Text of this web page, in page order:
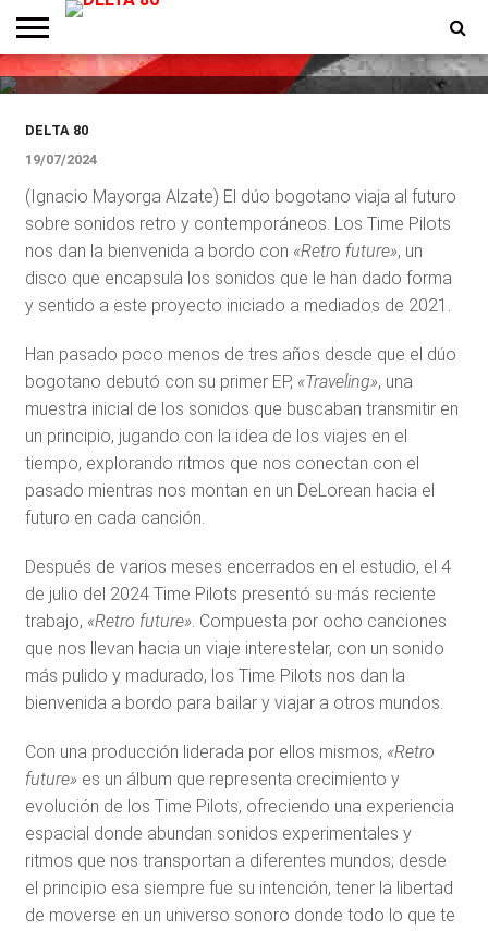
ENTREVISTAS
PREMIOS
PRODUCCIONES
PROGRAMACION
CONTACTO
HOMEPAGE
«Retro Future»: un DeLorean
musical junto a Time Pilots
DELTA 80
19/07/2024
(Ignacio Mayorga Alzate) El dúo bogotano viaja al futuro
sobre sonidos retro y contemporáneos. Los Time Pilots
nos dan la bienvenida a bordo con «Retro future», un
disco que encapsula los sonidos que le han dado forma
y sentido a este proyecto iniciado a mediados de 2021.
Han pasado poco menos de tres años desde que el dúo
bogotano debutó con su primer EP, «Traveling», una
muestra inicial de los sonidos que buscaban transmitir en
un principio, jugando con la idea de los viajes en el
tiempo, explorando ritmos que nos conectan con el
pasado mientras nos montan en un DeLorean hacia el
futuro en cada canción.
Después de varios meses encerrados en el estudio, el 4
de julio del 2024 Time Pilots presentó su más reciente
trabajo, «Retro future». Compuesta por ocho canciones
que nos llevan hacia un viaje interestelar, con un sonido
más pulido y madurado, los Time Pilots nos dan la
bienvenida a bordo para bailar y viajar a otros mundos.
Con una producción liderada por ellos mismos, «Retro
future»es un álbum que representa crecimiento y
evolución de los Time Pilots, ofreciendo una experiencia
espacial donde abundan sonidos experimentales y
ritmos que nos transportan a diferentes mundos; desde
el principio esa siempre fue su intención, tener la libertad
de moverse en un universo sonoro donde todo lo que te